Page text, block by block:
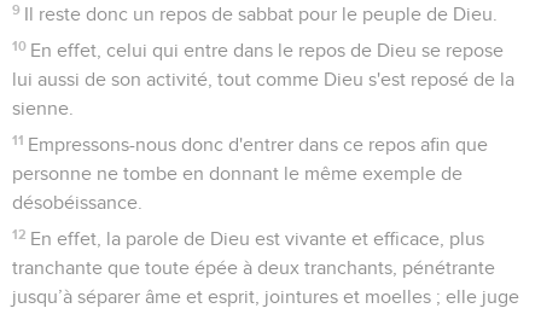
9 Il reste donc un repos de sabbat pour le peuple de Dieu.
10 En effet, celui qui entre dans le repos de Dieu se repose
lui aussi de son activité, tout comme Dieu s'est reposé de la
sienne.
11 Empressons-nous donc d'entrer dans ce repos afin que
personne ne tombe en donnant le même exemple de
désobéissance.
12 En effet, la parole de Dieu est vivante et efficace, plus
tranchante que toute épée à deux tranchants, pénétrante
jusqu’à séparer âme et esprit, jointures et moelles ; elle juge